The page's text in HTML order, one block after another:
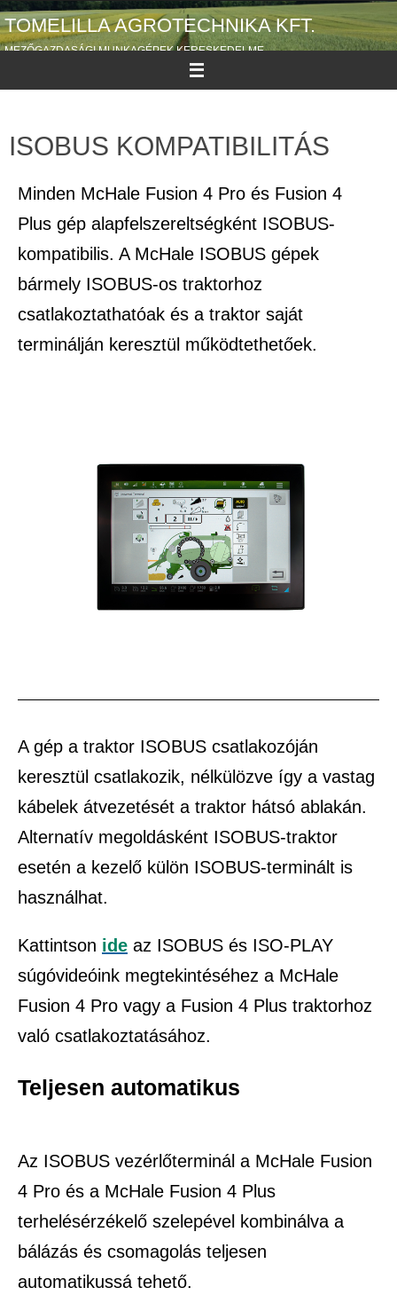
TOMELILLA AGROTECHNIKA KFT.
MEZŐGAZDASÁGI MUNKAGÉPEK KERESKEDELME
ISOBUS KOMPATIBILITÁS
Minden McHale Fusion 4 Pro és Fusion 4
Plus gép alapfelszereltségként ISOBUS-
kompatibilis. A McHale ISOBUS gépek
bármely ISOBUS-os traktorhoz
csatlakoztathatóak és a traktor saját
terminálján keresztül működtethetőek.
A gép a traktor ISOBUS csatlakozóján
keresztül csatlakozik, nélkülözve így a vastag
kábelek átvezetését a traktor hátsó ablakán.
Alternatív megoldásként ISOBUS-traktor
esetén a kezelő külön ISOBUS-terminált is
használhat.
Kattintson ide az ISOBUS és ISO-PLAY
súgóvideóink megtekintéséhez a McHale
Fusion 4 Pro vagy a Fusion 4 Plus traktorhoz
való csatlakoztatásához.
Teljesen automatikus
Az ISOBUS vezérlőterminál a McHale Fusion
4 Pro és a McHale Fusion 4 Plus
terhelésérzékelő szelepével kombinálva a
bálázás és csomagolás teljesen
automatikussá tehető.